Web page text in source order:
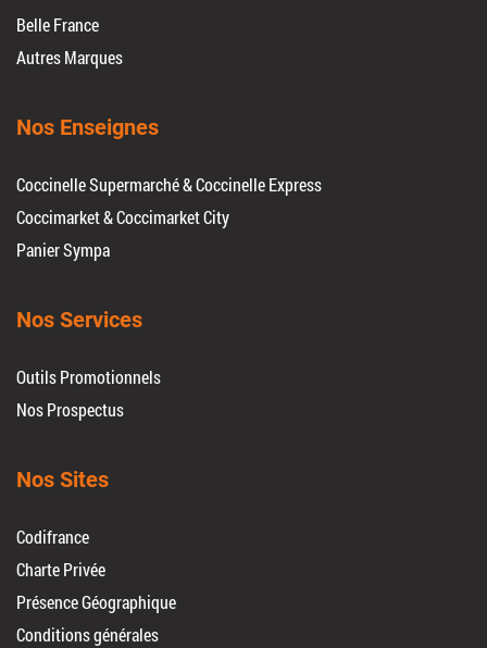
Belle France
Autres Marques
Nos Enseignes
Coccinelle Supermarché & Coccinelle Express
Coccimarket & Coccimarket City
Panier Sympa
Nos Services
Outils Promotionnels
Nos Prospectus
Nos Sites
Codifrance
Charte Privée
Présence Géographique
Conditions générales